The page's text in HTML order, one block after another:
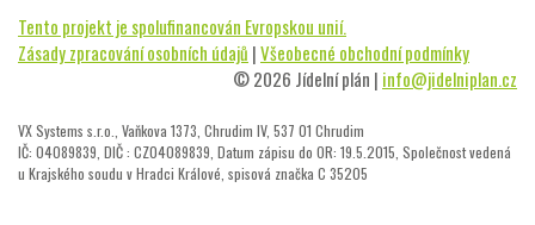
Tento projekt je spolufinancován Evropskou unií.
Zásady zpracování osobních údajů |Všeobecné obchodní podmínky
© 2026 Jídelní plán | info@jidelniplan.cz
VX Systems s.r.o., Vaňkova 1373, Chrudim IV, 537 01 Chrudim
IČ: 04089839, DIČ : CZ04089839, Datum zápisu do OR: 19.5.2015, Společnost vedená
u Krajského soudu v Hradci Králové, spisová značka C 35205